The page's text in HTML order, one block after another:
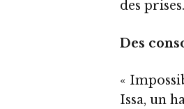
des prises.
Des
«
Issa, un